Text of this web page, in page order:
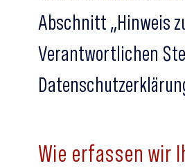
Abschnitt „Hinweis
Verantwortlichen
Wie erfassen wir